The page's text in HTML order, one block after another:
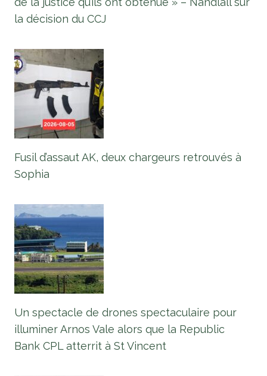
la décision du CCJ
Fusil d’assaut AK, deux chargeurs retrouvés à
Sophia
Un spectacle de drones spectaculaire pour
illuminer Arnos Vale alors que la Republic
Bank CPL atterrit à St Vincent